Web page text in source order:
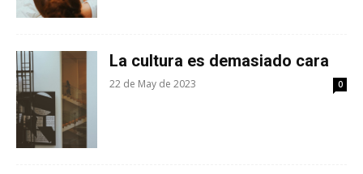
La cultura es demasiado cara
22 de May de 2023 0